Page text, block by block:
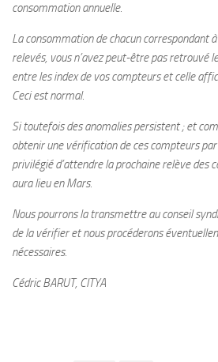
consommation annuelle.
La consommation de chacun correspondant
relevés, vous n’avez peut-être pas retrouvé
entre les index de vos compteurs et celle
Ceci est normal.
Si toutefois des anomalies persistent ; et
obtenir une vérification de ces compteurs
privilégié d’attendre la prochaine relève des
aura lieu en Mars.
Nous pourrons la transmettre au conseil
de la vérifier et nous procéderons
nécessaires.
Cédric BARUT, CITYA